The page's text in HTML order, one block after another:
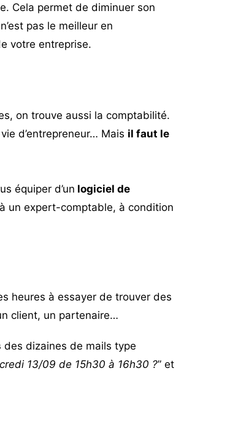
Cela permet de diminuer son
pas le meilleur en
votre entreprise.
on trouve aussi la comptabilité.
d’entrepreneur… Mais il faut le
équiper d’un logiciel de
un expert-comptable, à condition
heures à essayer de trouver des
client, un partenaire…
des dizaines de mails type
13/09 de 15h30 à 16h30 ?” et